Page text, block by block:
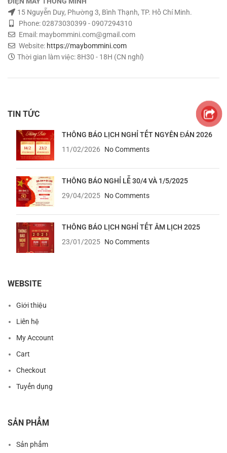
15 Nguyễn Duy, Phường 3, Bình Thạnh, TP. Hồ Chí Minh.
Phone: 02873030399 - 0907294310
Email: maybommini.com@gmail.com
Website: https://maybommini.com
Thời gian làm việc: 8H30 - 18H (CN nghỉ)
TIN TỨC
THÔNG BÁO LỊCH NGHỈ TẾT NGYÊN ĐÁN 2026
11/02/2026
No Comments
THÔNG BÁO NGHỈ LỄ 30/4 VÀ 1/5/2025
29/04/2025 No Comments
THÔNG BÁO LỊCH NGHỈ TẾT ÂM LỊCH 2025
23/01/2025 No Comments
WEBSITE
Giới thiệu
Liên hệ
My Account
Cart
Checkout
Tuyển dụng
SẢN PHẨM
Sản phẩm